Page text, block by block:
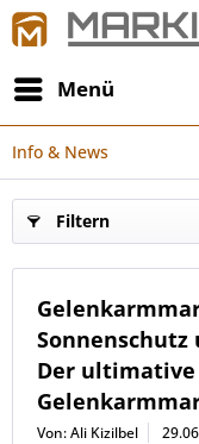
Menü
Info & News
Filtern
Der
Von: Ali Kizilbel